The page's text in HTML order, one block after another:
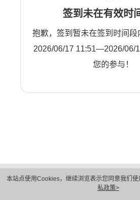
本站点使用Cookies，继续浏览表示您同意我们使
私政策>
签到未在有效时
抱歉，签到暂未在签到时间段
2026/06/17 11:51—2026/06/
您的参与！
隐私保护
法律声明